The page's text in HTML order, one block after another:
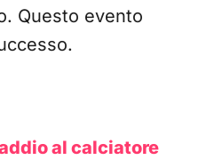
Questo evento
al calciatore